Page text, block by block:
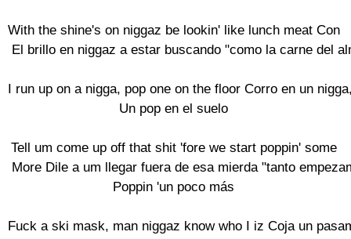
With the shine's on niggaz be lookin' like lunch meat Con
El brillo en niggaz a estar buscando "como la carne del
I run up on a nigga, pop one on the floor Corro en un
Un pop en el suelo
Tell um come up off that shit 'fore we start poppin' some
More Dile a um llegar fuera de esa mierda "tanto
Poppin 'un poco más
Fuck a ski mask, man niggaz know who I iz Coja un